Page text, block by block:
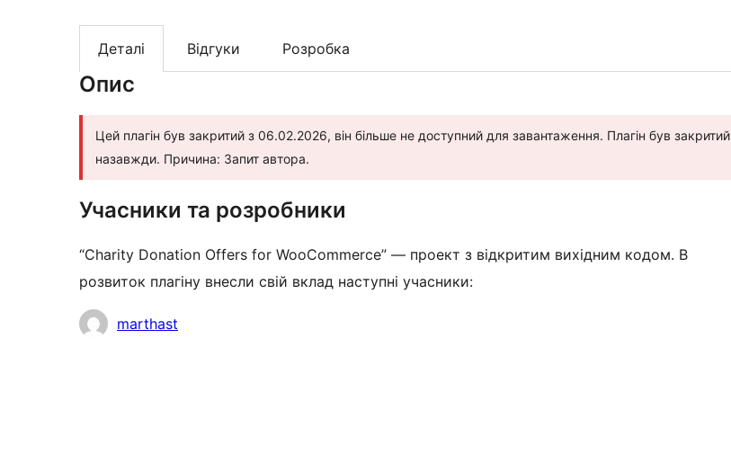
Деталі Відгуки Розробка
Опис
Цей плагін був закритий з 06.02.2026, він більше не доступний для завантаження. Плагін був закритий
назавжди. Причина: Запит автора.
Учасники та розробники
“Charity Donation Offers for WooCommerce” — проект з відкритим вихідним кодом. В
розвиток плагіну внесли свій вклад наступні учасники:
Учасникиmarthast